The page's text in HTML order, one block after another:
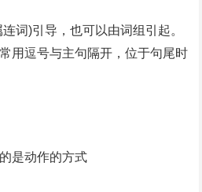
词)引导，也可以由词组引起。
用逗号与主句隔开，位于句尾时
是动作的方式